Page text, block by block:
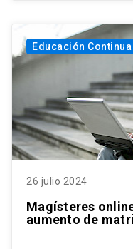
Educación Continua
26 julio 2024
Magísteres
aumento de